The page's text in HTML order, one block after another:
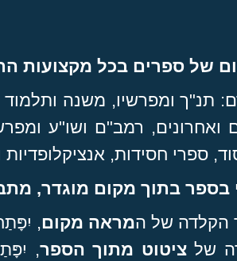
של ספרים בכל מקצועות
תנ"ך ומפרשיו, משנה
ואחרונים, רמב"ם ושו"ע
ספרי חסידות, אנציקלופדיות
בספר בתוך מקום מוגדר,
הקלדה של המראה מקום,
שלציטוט מתוך הספר,